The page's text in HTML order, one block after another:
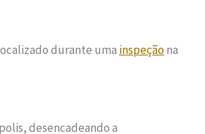
durante uma inspeçãona
desencadeando a